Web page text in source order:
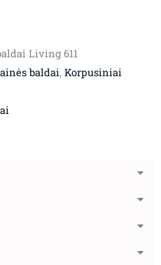
Living 611
baldai, Korpusiniai